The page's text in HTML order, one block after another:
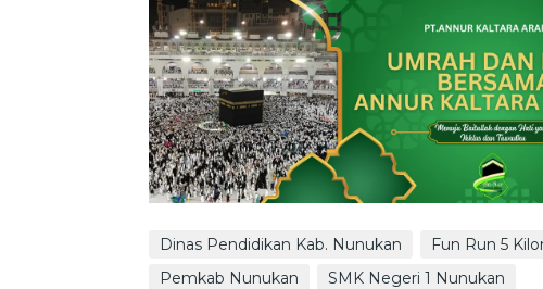
Dinas Pendidikan Kab. Nunukan
Fun Run 5
Pemkab Nunukan
SMK Negeri 1 Nunukan